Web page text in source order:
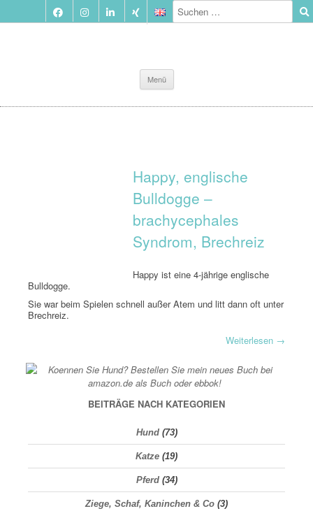
Menü
Inhalt
springen
Happy, englische
Bulldogge –
brachycephales
Syndrom, Brechreiz
Happy ist eine 4-jährige englische
Bulldogge.
Sie war beim Spielen schnell außer Atem und litt dann oft unter
Brechreiz.
Weiterlesen →
BEITRÄGE NACH KATEGORIEN
Hund(73)
Katze (19)
Pferd(34)
Ziege, Schaf, Kaninchen & Co (3)